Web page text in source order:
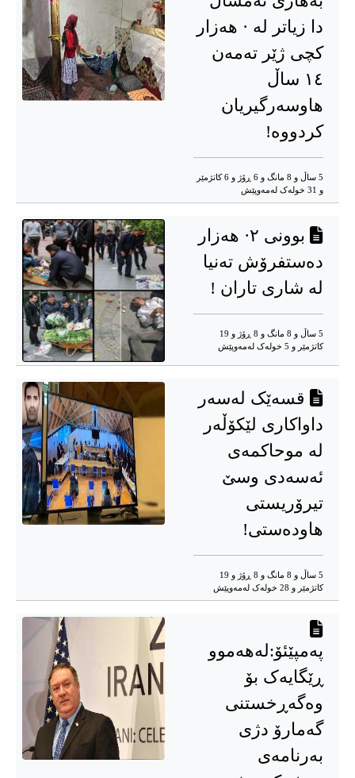
دا زیاتر لە · هەزار
کچی ژێر تەمەن
۱٤ ساڵ
هاوسەرگیریان
کردووە!
5 ساڵ و 8 مانگ و 6 ڕۆژ و 6 کاتژمێر
و 31 خوله‌ک له‌مه‌وپێش‌
بوونی ۲· هەزار
دەستفرۆش تەنیا
لە شاری تاران !
5 ساڵ و 8 مانگ و 8 ڕۆژ و 19
کاتژمێر و 5 خوله‌ک له‌مه‌وپێش‌
قسەێک لەسەر
داواکاری لێکۆڵەر
لە موحاکمەی
ئەسەدی وسێ
تیرۆریستی
هاودەستی!
5 ساڵ و 8 مانگ و 8 ڕۆژ و 19
کاتژمێر و 28 خوله‌ک له‌مه‌وپێش‌
پەمپێئۆ:لەهەموو
ڕێگایەک بۆ
وەگەڕخستنی
گەمارۆ دژی
بەرنامەی